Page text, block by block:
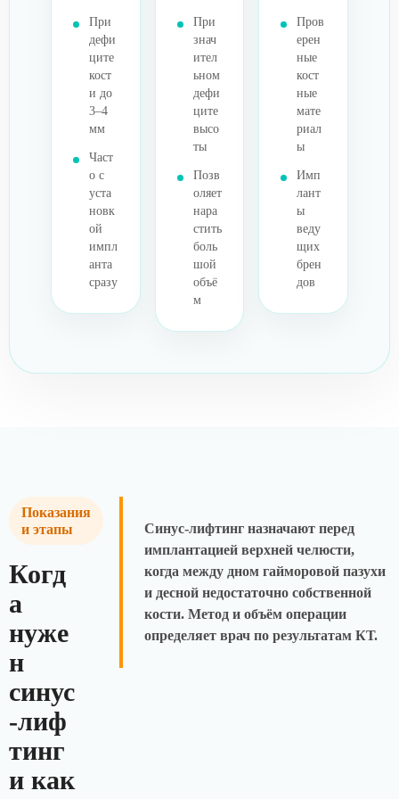
При
дефи
ците
кост
и до
3–4
мм
Част
о с
уста
новк
ой
импл
анта
сразу
При
знач
ител
ьном
дефи
ците
высо
ты
Позв
оляет
нара
стить
боль
шой
объё
м
Пров
ерен
ные
кост
ные
мате
риал
ы
Имп
лант
ы
веду
щих
брен
дов
Показания
и этапы
Когд
а
нуже
н
синус
-лиф
тинг
и как
Синус-лифтинг назначают перед
имплантацией верхней челюсти,
когда между дном гайморовой пазухи
и десной недостаточно собственной
кости. Метод и объём операции
определяет врач по результатам КТ.